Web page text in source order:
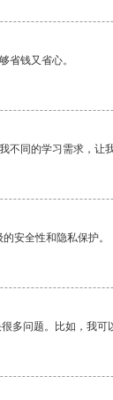
省钱又省心。
不同的学习需求，让
安全性和隐私保护。
多问题。比如，我可